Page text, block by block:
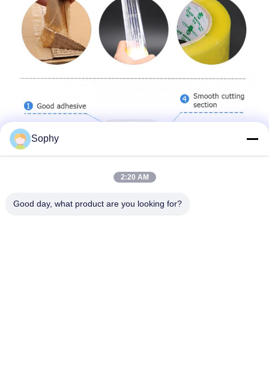
Sophy
2:20 AM
Good day, what product are you looking for?